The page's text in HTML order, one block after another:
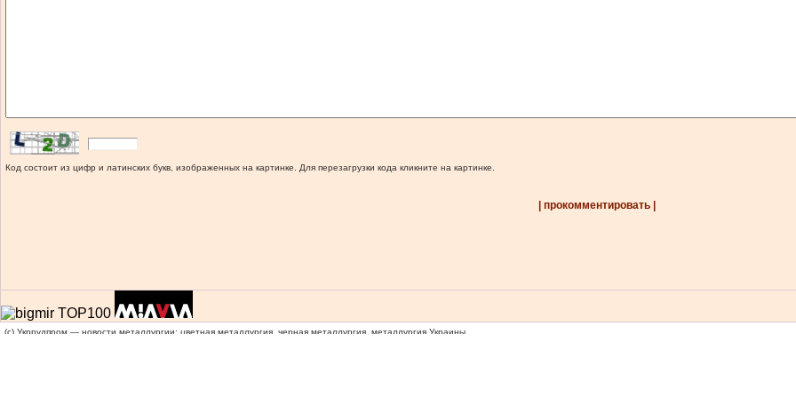
Код состоит из цифр и латинских букв, изображенных на картинке. Для перезагрузки кода кликните на картинке.
| прокомментировать |
(c) Укррудпром — новости металлургии: цветная металлургия, черная металлургия, металлургия Украины